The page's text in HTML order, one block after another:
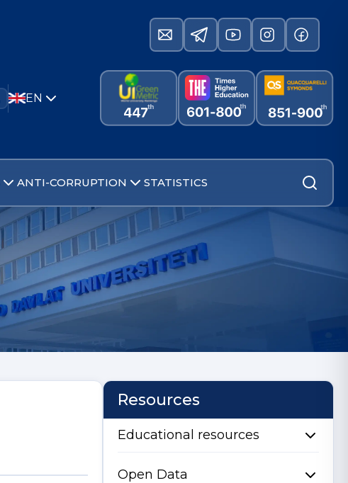
EN
ANTI-CORRUPTION STATISTICS
Resources
Educational resources
Open Data